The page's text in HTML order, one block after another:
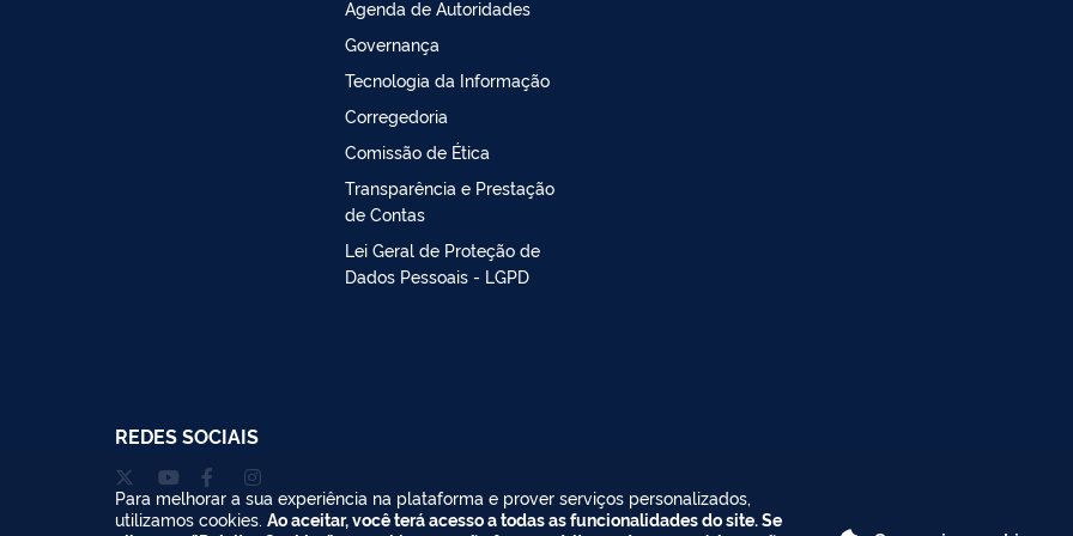
Agenda de Autoridades
Governança
Tecnologia da Informação
Corregedoria
Comissão de Ética
Transparência e Prestação
de Contas
Lei Geral de Proteção de
Dados Pessoais - LGPD
REDES SOCIAIS
Para melhorar a sua experiência na plataforma e prover serviços personalizados,
utilizamos cookies. Ao aceitar, você terá acesso a todas as funcionalidades do site. Se